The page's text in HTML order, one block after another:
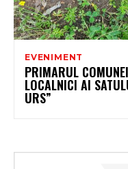
EVENIMENT
PRIMARUL
LOCALNICI AI
URS”